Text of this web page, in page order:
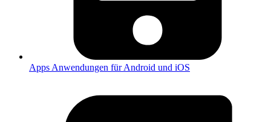
Apps Anwendungen für Android und iOS